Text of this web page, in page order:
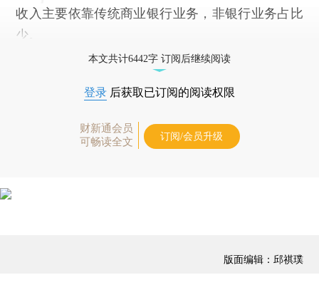
收入主要依靠传统商业银行业务，非银行业务占比
少。
本文共计6442字 订阅后继续阅读
登录 后获取已订阅的阅读权限
财新通会员
可畅读全文
订阅/会员升级
版面编辑：邱祺璞